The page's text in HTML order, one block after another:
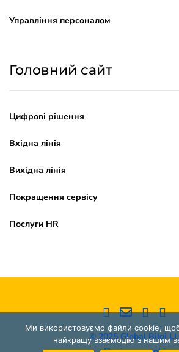
Управління персоналом
Головний сайт
Цифрові рішення
Вхідна лінія
Вихідна лінія
Покращення сервісу
Послуги HR
© 2025 Global Bilgi
Ми використовуємо файли cookie,
найкращу взаємодію з нашим